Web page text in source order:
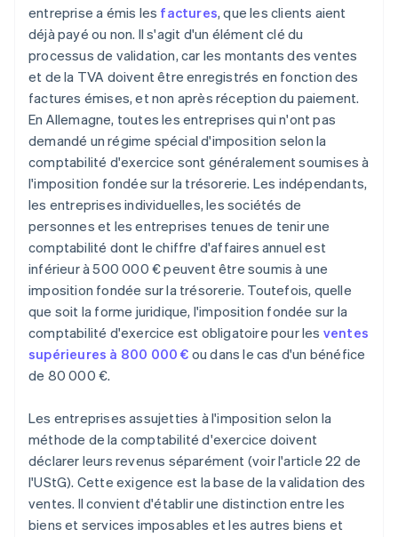
entreprise a émis les factures, que les clients aient
déjà payé ou non. Il s'agit d'un élément clé du
processus de validation, car les montants des ventes
et de la TVA doivent être enregistrés en fonction des
factures émises, et non après réception du paiement.
En Allemagne, toutes les entreprises qui n'ont pas
demandé un régime spécial d'imposition selon la
comptabilité d'exercice sont généralement soumises à
l'imposition fondée sur la trésorerie. Les indépendants,
les entreprises individuelles, les sociétés de
personnes et les entreprises tenues de tenir une
comptabilité dont le chiffre d'affaires annuel est
inférieur à 500 000 € peuvent être soumis à une
imposition fondée sur la trésorerie. Toutefois, quelle
que soit la forme juridique, l'imposition fondée sur la
comptabilité d'exercice est obligatoire pour les ventes
supérieures à 800 000 € ou dans le cas d'un bénéfice
de 80 000 €.
Les entreprises assujetties à l'imposition selon la
méthode de la comptabilité d'exercice doivent
déclarer leurs revenus séparément (voir l'article 22 de
l'UStG). Cette exigence est la base de la validation des
ventes. Il convient d'établir une distinction entre les
biens et services imposables et les autres biens et